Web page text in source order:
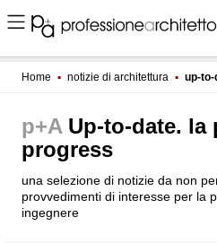
Home ▪ notizie di architettura ▪ up-to-
p+A Up-to-date. la
progress
una selezione di notizie da non
provvedimenti di interesse per la
ingegnere